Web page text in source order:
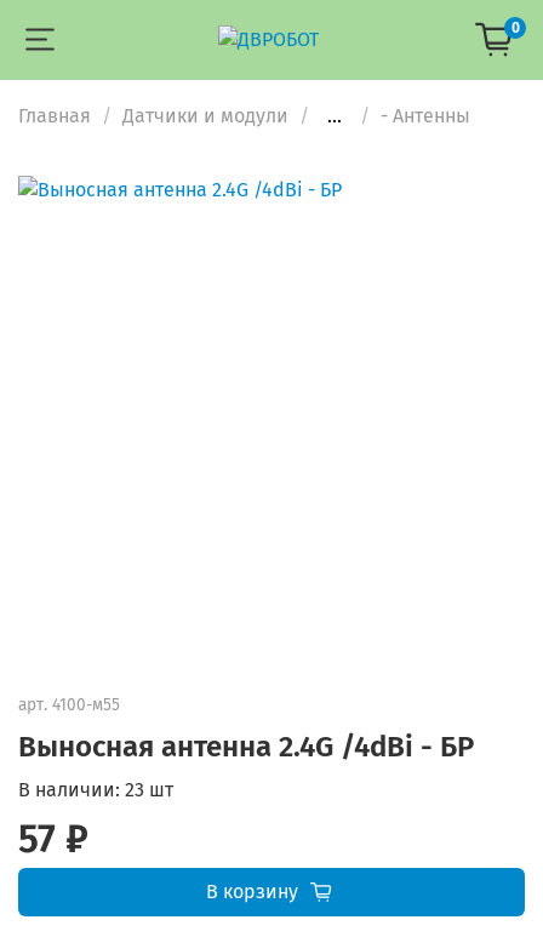
0
Главная Датчики и модули ... - Антенны
арт. 4100-м55
Выносная антенна 2.4G /4dBi - БР
В наличии: 23 шт
57 ₽
В корзину